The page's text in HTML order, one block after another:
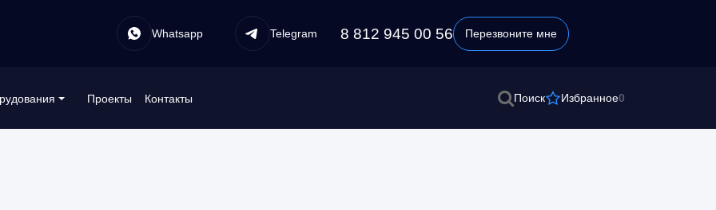
Whatsapp Telegram 8 812 945 00 56 Перезвоните мне
Проекты Контакты Поиск Избранное0